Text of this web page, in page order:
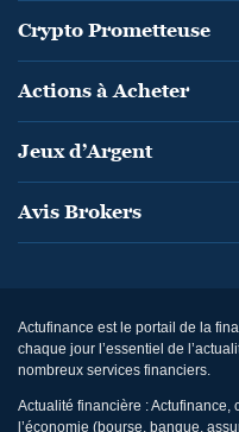
Crypto Prometteuse
Actions à Acheter
Jeux d’Argent
Avis Brokers
Actufinance est le portail de la
chaque jour l’essentiel de
nombreux services financiers.
Actualité financière : Actufinance,
l’économie (bourse, banque,